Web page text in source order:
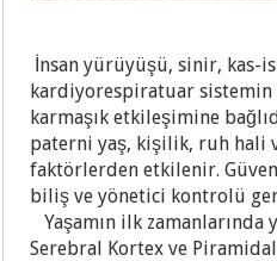
İnsan yürüyüşü, sinir, kas-
kardiyorespiratuar
karmaşık etkileşimine
paterni yaş, kişilik, ruh hali
faktörlerden etkilenir.
biliş ve yönetici kontrolü
Yaşamın ilk
Serebral Kortex ve